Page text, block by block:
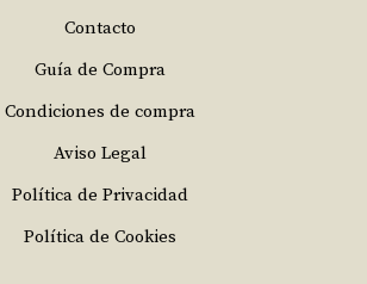
Contacto
Guía de Compra
Condiciones de compra
Aviso Legal
Política de Privacidad
Política de Cookies